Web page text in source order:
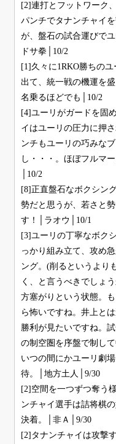
[2]連打とフットワーク
パンチでタナンチャイ
が、盤石の試合運びで
ドサ拳│10/2
[1]久々に1RKO勝ちの
出て、統一戦の機運を
名乗るほどでも│10/2
[4]ユーリがガードを固
イはユーリの圧力に押
ンチもユーリの巧みな
し・・・。ほぼフルマ
│10/2
[8]正直盤石なボクシン
勢だと思うが、若さと
す！│ラオウ│10/1
[3]ユーリの丁寧なボク
っかり組み立て、攻め
ング。(削るというより
く、と言うべきでしょ
方塞がりという状態。
ら怖いですね。井上と
勝利が見たいですね。
の制空圏を序盤で制し
いつの間にかユーリ劇
待。│地方土人│9/30
[2]空間を一つずつ奪う
ンチャイ選手は詰将棋
決着。│非Ａ│9/30
[2]タナンチャイは攻撃